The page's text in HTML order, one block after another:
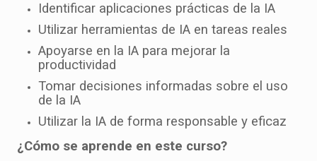
Identificar aplicaciones prácticas de la IA
Utilizar herramientas de IA en tareas reales
Apoyarse en la IA para mejorar la
productividad
Tomar decisiones informadas sobre el uso
de la IA
Utilizar la IA de forma responsable y eficaz
¿Cómo se aprende en este curso?